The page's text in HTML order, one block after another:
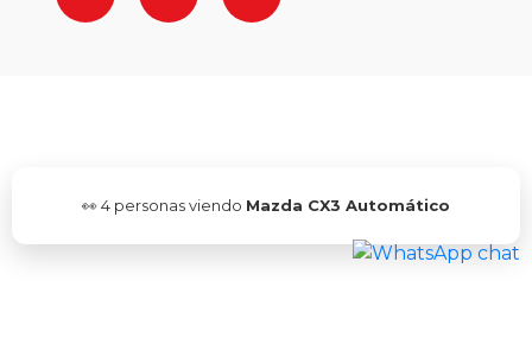
👀4 personas viendo Mazda CX3 Automático